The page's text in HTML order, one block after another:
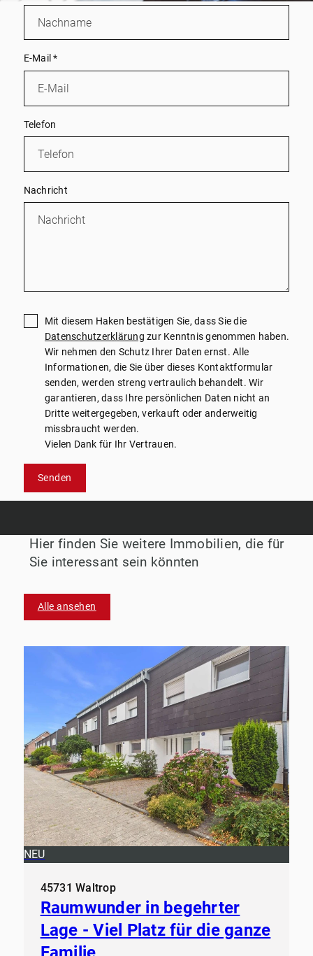
E-Mail*
Telefon
Nachricht
Mit diesem Haken bestätigen Sie, dass Sie die
Datenschutzerklärung zur Kenntnis genommen haben.
Wir nehmen den Schutz Ihrer Daten ernst. Alle
Informationen, die Sie über dieses Kontaktformular
senden, werden streng vertraulich behandelt. Wir
garantieren, dass Ihre persönlichen Daten nicht an
Dritte weitergegeben, verkauft oder anderweitig
missbraucht werden.
Vielen Dank für Ihr Vertrauen.
Senden
Hier finden Sie weitere Immobilien, die für
Sie interessant sein könnten
Alle ansehen
NEU
45731 Waltrop
Raumwunder in begehrter
Lage - Viel Platz für die ganze